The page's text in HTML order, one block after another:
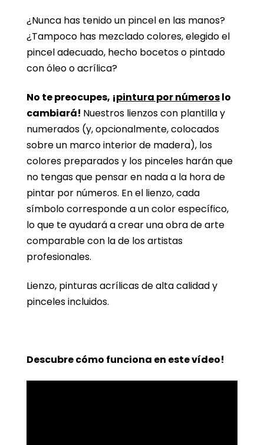
¿Nunca has tenido un pincel en las manos?
¿Tampoco has mezclado colores, elegido el
pincel adecuado, hecho bocetos o pintado
con óleo o acrílica?
No te preocupes, ¡pintura por númeroslo
cambiará! Nuestros lienzos con plantilla y
numerados (y, opcionalmente, colocados
sobre un marco interior de madera), los
colores preparados y los pinceles harán que
no tengas que pensar en nada a la hora de
pintar por números. En el lienzo, cada
símbolo corresponde a un color específico,
lo que te ayudará a crear una obra de arte
comparable con la de los artistas
profesionales.
Lienzo, pinturas acrílicas de alta calidad y
pinceles incluidos.
Descubre cómo funciona en este vídeo!